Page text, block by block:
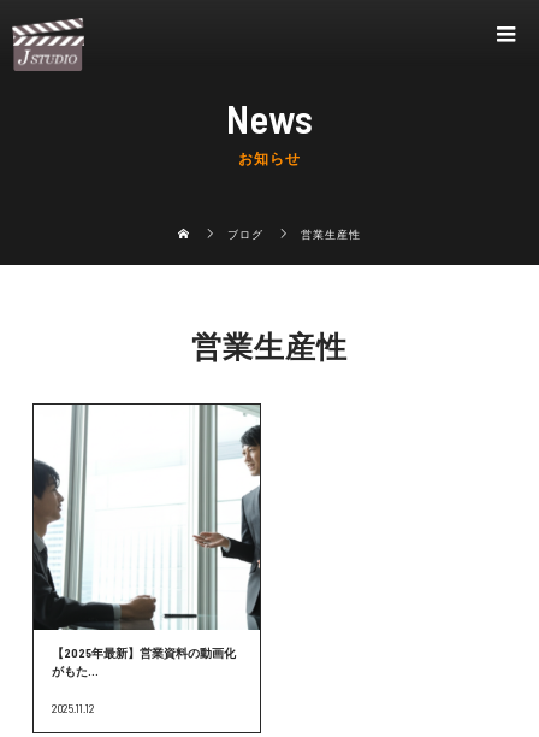
News
お知らせ
ブログ 営業生産性
営業生産性
【2025年最新】営業資料の動画化
がもた...
2025.11.12